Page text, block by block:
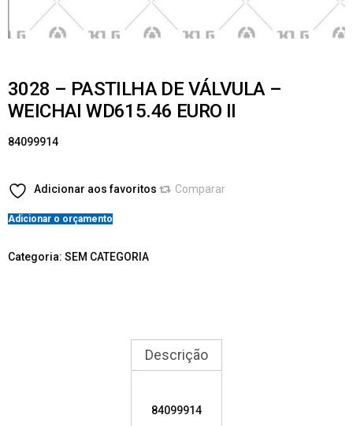
3028 – PASTILHA DE VÁLVULA –
WEICHAI WD615.46 EURO II
84099914
Adicionar aos favoritos Comparar
Adicionar o orçamento
Categoria: SEM CATEGORIA
Descrição
84099914